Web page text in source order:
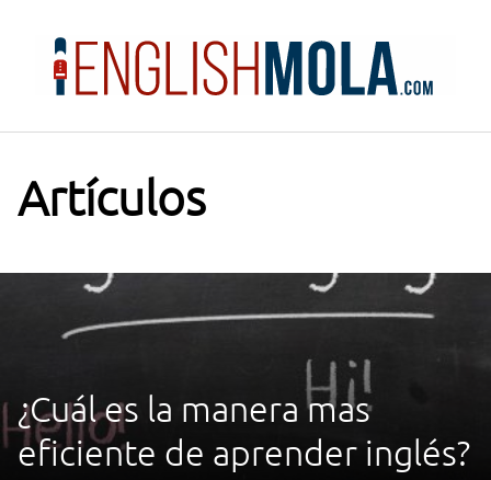
contenido
Artículos
¿Cuál es la manera mas
eficiente de aprender inglés?